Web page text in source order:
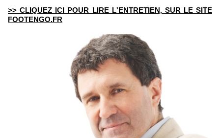
>> CLIQUEZ ICI POUR LIRE L'ENTRETIEN, SUR LE SITE
FOOTENGO.FR